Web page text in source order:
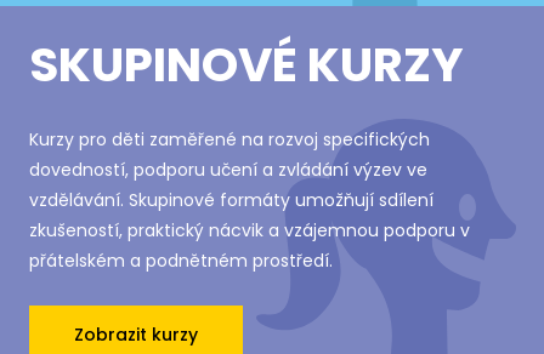
SKUPINOVÉ KURZY
Kurzy pro děti zaměřené na rozvoj specifických
dovedností, podporu učení a zvládání výzev ve
vzdělávání. Skupinové formáty umožňují sdílení
zkušeností, praktický nácvik a vzájemnou podporu v
přátelském a podnětném prostředí.
Zobrazit kurzy